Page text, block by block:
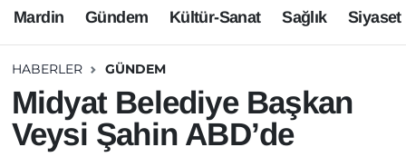
Mardin Gündem Kültür-Sanat Sağlık Siyaset
HABERLER GÜNDEM
Midyat Belediye Başkan
Veysi Şahin ABD’de